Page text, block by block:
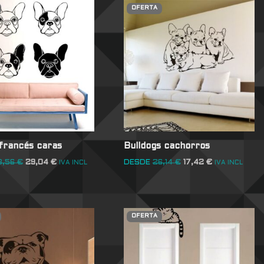
caras
€ 29,04 € IVA INCL
OFERTA
Bulldogs cachorros
DESDE 26,14€ 17,42 € IVA INCL
OFERTA